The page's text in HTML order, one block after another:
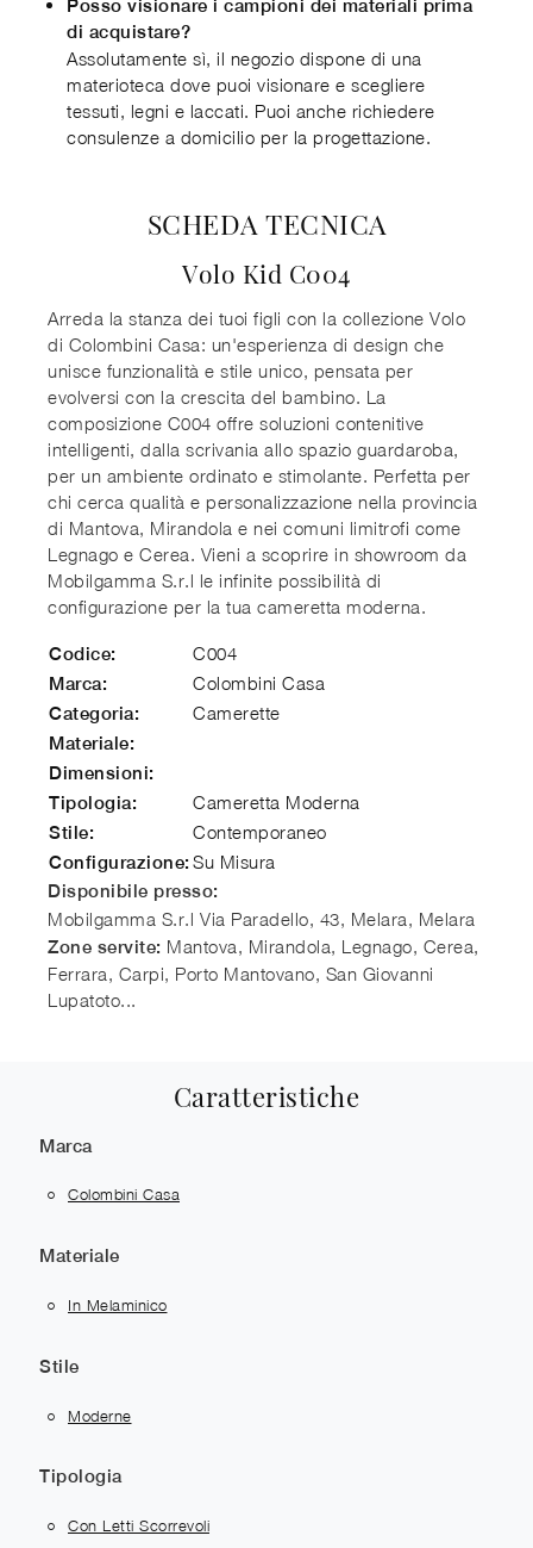
Posso visionare i campioni dei materiali prima
di acquistare?
Assolutamente sì, il negozio dispone di una
materioteca dove puoi visionare e scegliere
tessuti, legni e laccati. Puoi anche richiedere
consulenze a domicilio per la progettazione.
SCHEDA TECNICA
Volo Kid C004
Arreda la stanza dei tuoi figli con la collezione Volo
di Colombini Casa: un'esperienza di design che
unisce funzionalità e stile unico, pensata per
evolversi con la crescita del bambino. La
composizione C004 offre soluzioni contenitive
intelligenti, dalla scrivania allo spazio guardaroba,
per un ambiente ordinato e stimolante. Perfetta per
chi cerca qualità e personalizzazione nella provincia
di Mantova, Mirandola e nei comuni limitrofi come
Legnago e Cerea. Vieni a scoprire in showroom da
Mobilgamma S.r.l le infinite possibilità di
configurazione per la tua cameretta moderna.
Codice: C004
Marca: Colombini Casa
Categoria: Camerette
Materiale:
Dimensioni:
Tipologia:
Cameretta Moderna
Stile: Contemporaneo
Configurazione:Su Misura
Disponibile presso:
Mobilgamma S.r.l Via Paradello, 43, Melara, Melara
Zone servite: Mantova, Mirandola, Legnago, Cerea,
Ferrara, Carpi, Porto Mantovano, San Giovanni
Lupatoto...
Caratteristiche
Marca
Colombini Casa
Materiale
In Melaminico
Stile
Moderne
Tipologia
Con Letti Scorrevoli